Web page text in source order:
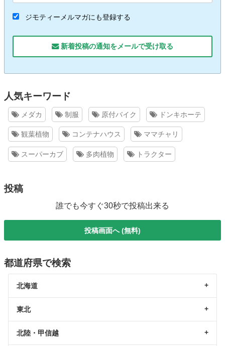
ジモティーメルマガにも登録する
新着投稿の通知をメールで受け取る
人気キーワード
メダカ 制服 原付バイク ドンキホーテ
観葉植物 コンテナハウス ママチャリ
スーパーカブ 多肉植物 トラクター
投稿
誰でも今すぐ30秒で投稿出来る
投稿画面へ (無料)
都道府県で検索
北海道
東北
北陸・甲信越